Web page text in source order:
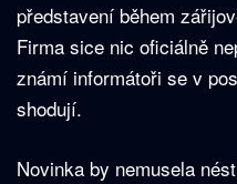
představení během
Firma sice nic oficiálně
známí informátoři se v
shodují.
Novinka by nemusela